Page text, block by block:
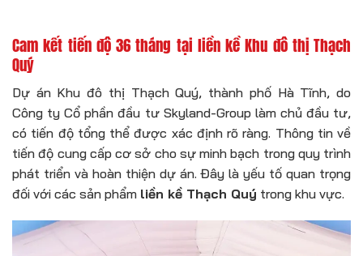
Cam kết tiến độ 36 tháng tại liền kề Khu đô thị Thạch
Quý
Dự án Khu đô thị Thạch Quý, thành phố Hà Tĩnh, do
Công ty Cổ phần đầu tư Skyland-Group làm chủ đầu tư,
có tiến độ tổng thể được xác định rõ ràng. Thông tin về
tiến độ cung cấp cơ sở cho sự minh bạch trong quy trình
phát triển và hoàn thiện dự án. Đây là yếu tố quan trọng
đối với các sản phẩm liền kề Thạch Quý trong khu vực.